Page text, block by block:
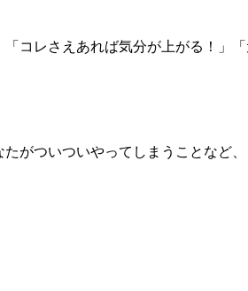
コレさえあれば気分が上がる！」
がついついやってしまうことなど